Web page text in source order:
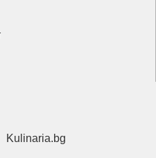
Kulinaria.bg